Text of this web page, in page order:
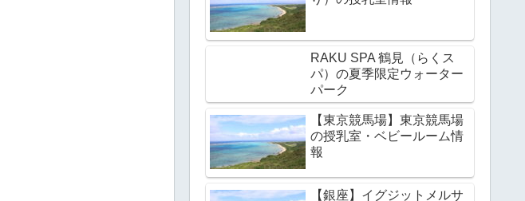
RAKU SPA 鶴見（らくス
パ）の夏季限定ウォーター
パーク
【東京競馬場】東京競馬場
の授乳室・ベビールーム情
報
【銀座】イグジットメルサ